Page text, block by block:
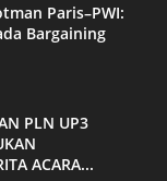
Paris–PWI:
Bargaining
PLN UP3
ACARA...